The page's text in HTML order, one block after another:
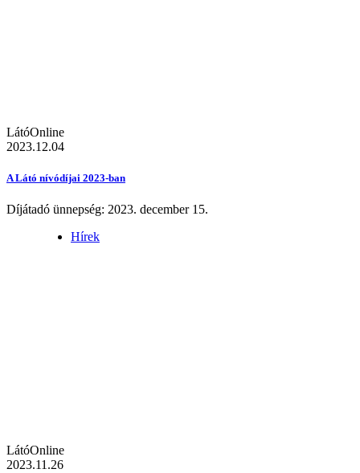
LátóOnline
2023.12.04
A Látó nívódíjai 2023-ban
Díjátadó ünnepség: 2023. december 15.
Hírek
LátóOnline
2023.11.26